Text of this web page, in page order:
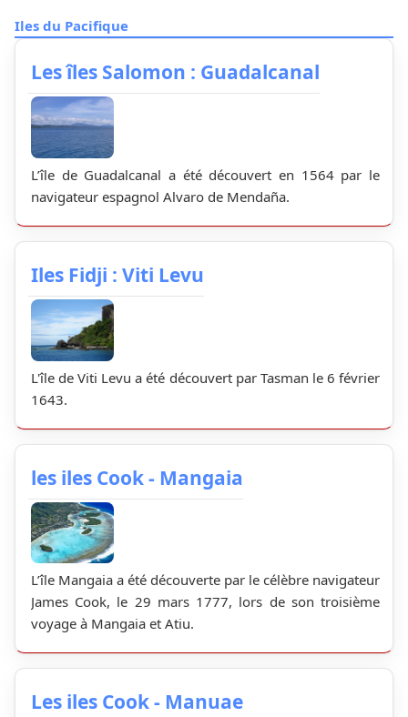
Iles du Pacifique
Les îles Salomon : Guadalcanal
L’île de Guadalcanal a été découvert en 1564 par le
navigateur espagnol Alvaro de Mendaña.
Iles Fidji : Viti Levu
L'île de Viti Levu a été découvert par Tasman le 6 février
1643.
les iles Cook - Mangaia
L’île Mangaia a été découverte par le célèbre navigateur
James Cook, le 29 mars 1777, lors de son troisième
voyage à Mangaia et Atiu.
Les iles Cook - Manuae